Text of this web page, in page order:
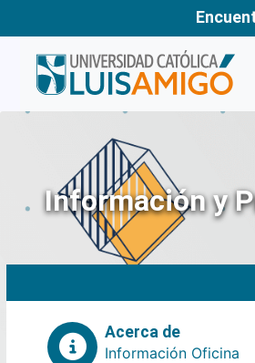
Información y
Acerca de
Información Oficina